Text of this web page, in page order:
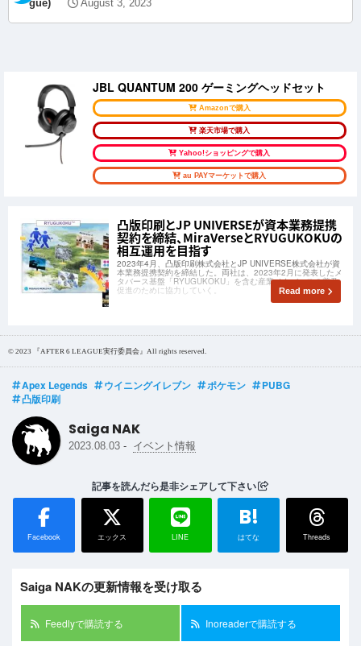
gue)
August 3, 2023
JBL QUANTUM 200 ゲーミングヘッドセット
Amazonで購入
楽天市場で購入
Yahoo!ショッピングで購入
au PAYマーケットで購入
凸版印刷とJP UNIVERSEが資本業務提携
契約を締結、MiraVerseとRYUGUKOKUの
相互運用を目指す
2023年4月、凸版印刷株式会社とJP UNIVERSE株式会社が資
本業務提携契約を締結した。両社は、2023年2月に発表したメ
タバース基盤「RYUGUKOKU」を含む産業メタバースの普及
促進のために協力していく。 Read more
© 2023 『AFTER 6 LEAGUE実行委員会』All rights reserved.
Apex Legends ウイニングイレブン ポケモン
PUBG
凸版印刷
Saiga NAK
2023.08.03 - イベント情報
記事を読んだら是非シェアして下さい
Facebook エックス LINE
B!
はてな Threads
Saiga NAKの更新情報を受け取る
Feedlyで購読する Inoreaderで購読する